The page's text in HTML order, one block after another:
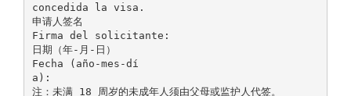
concedida la visa.
申请人签名
Firma del solicitante:
日期（年-月-日）
Fecha (año-mes-dí
a):
注：未满 18 周岁的未成年人须由父母或监护人代签。